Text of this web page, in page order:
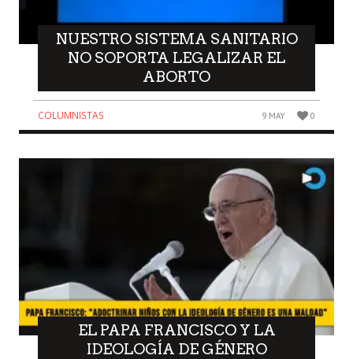
NUESTRO SISTEMA SANITARIO
NO SOPORTA LEGALIZAR EL
ABORTO
COLUMNISTAS 9 MAY 0
EL PAPA FRANCISCO Y LA
IDEOLOGÍA DE GÉNERO